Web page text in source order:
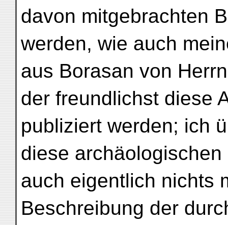
davon mitgebrachten
werden, wie auch
aus Borasan von
der freundlichst diese
publiziert werden; ich
diese
auch eigentlich nichts
Beschreibung der